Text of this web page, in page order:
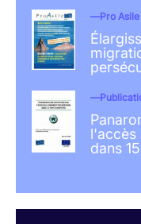
Pro Asile
l'accès
dans